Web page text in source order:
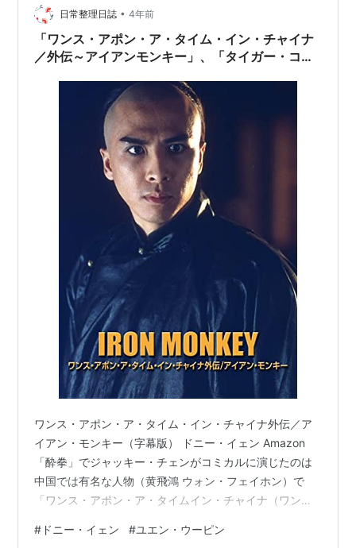
も登場。アナログなつくりに固執するわけではないとい
う意味のことをさばっと語っておられたが、観るものに
とってどうしたら面白いのか、退…
日常整理日誌 • 4年前
「ワンス・アポン・ア・タイム・イン・チャイナ
／外伝～アイアンモンキー」、「タイガー・コネ
ワンス・アポン・ア・タイム・イン・チャイナ外伝／ア
イアン・モンキー（字幕版） ドニー・イェン Amazon
「酔拳」でジャッキー・チェンがコミカルに演じたのは
中国では有名な人物（黄飛鴻 ウォン・フェイホン）で
「ワンス・アポン・ア・タイムイン・チャイナ（ワンチ
いるときき興味を持つ。ワンチャイシリーズ、正編から
# ドニー・イェン #ユエン・ウーピン